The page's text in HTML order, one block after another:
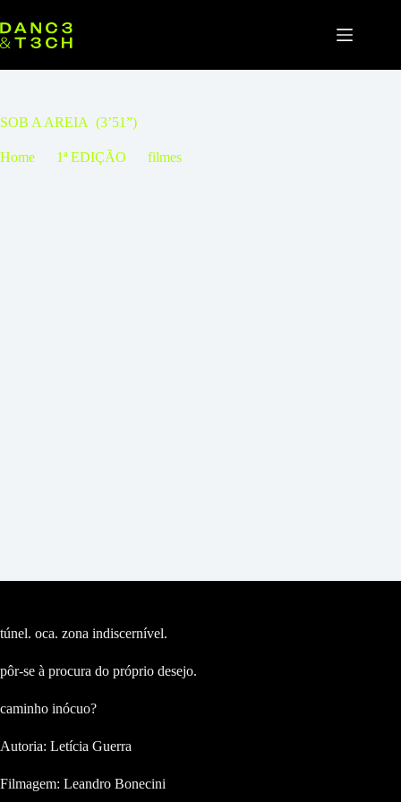
para
o
SOB A AREIA (3’51”)
Home 1ª EDIÇÃO filmes
túnel. oca. zona indiscernível.
pôr-se à procura do próprio desejo.
caminho inócuo?
Autoria: Letícia Guerra
Filmagem: Leandro Bonecini